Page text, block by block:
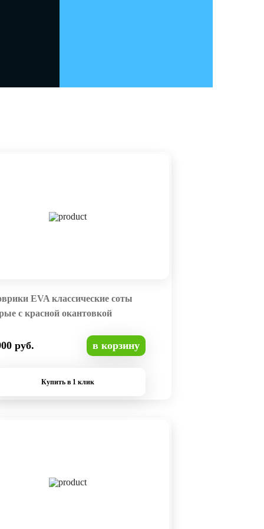
EVA классические соты
с красной окантовкой
руб. в корзину
Купить в 1 клик